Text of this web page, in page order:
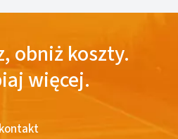
obniż koszty.
więcej.